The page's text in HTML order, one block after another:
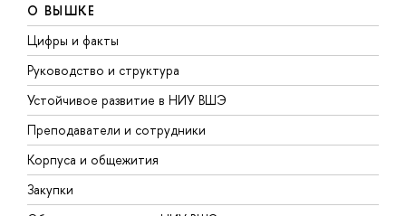
О ВЫШКЕ
Цифры и факты
Руководство и структура
Устойчивое развитие в НИУ ВШЭ
Преподаватели и сотрудники
Корпуса и общежития
Закупки